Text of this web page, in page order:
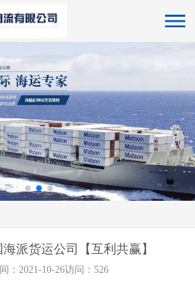
派货运公司【互利共赢】
：2021-10-26访问：526